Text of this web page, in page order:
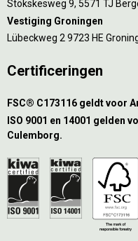
Stökskesweg 9, 5571 TJ
Vestiging Groningen
Lübeckweg 2 9723 HE
Certificeringen
FSC® C173116 geldt voor
ISO 9001 en 14001 gelden
Culemborg.